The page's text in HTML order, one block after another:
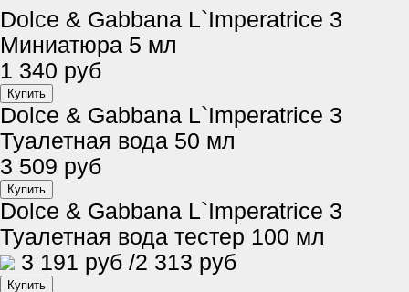
Dolce & Gabbana L`Imperatrice 3
Миниатюра 5 мл
1 340 руб
Dolce & Gabbana L`Imperatrice 3
Туалетная вода 50 мл
3 509 руб
Dolce & Gabbana L`Imperatrice 3
Туалетная вода тестер 100 мл
3 191 руб /2 313 руб